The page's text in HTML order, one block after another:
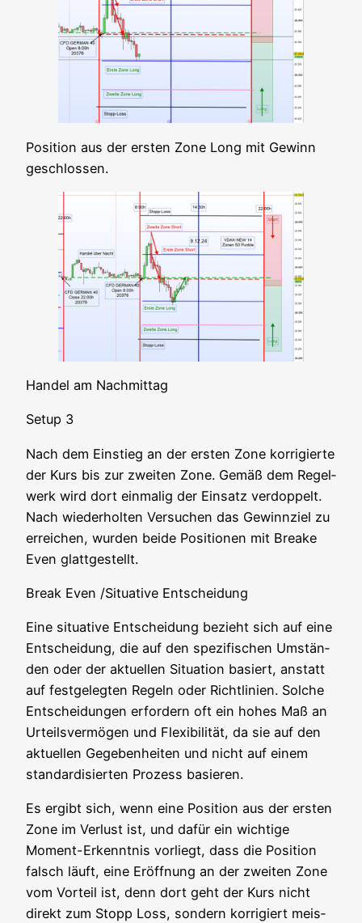
Posi­ti­on aus der ers­ten Zone Long mit Gewinn
geschlossen.
Han­del am Nachmittag
Set­up 3
Nach dem Ein­stieg an der ers­ten Zone kor­ri­gier­te
der Kurs bis zur zwei­ten Zone. Gemäß dem Regel­
werk wird dort ein­ma­lig der Ein­satz ver­dop­pelt.
Nach wie­der­hol­ten Ver­su­chen das Gewinn­ziel zu
errei­chen, wur­den bei­de Posi­tio­nen mit Brea­ke
Even glattgestellt.
Break Even /Situative Entscheidung
Eine situa­ti­ve Ent­schei­dung bezieht sich auf eine
Ent­schei­dung, die auf den spe­zi­fi­schen Umstän­
den oder der aktu­el­len Situa­ti­on basiert, anstatt
auf fest­ge­leg­ten Regeln oder Richt­li­ni­en. Sol­che
Ent­schei­dun­gen erfor­dern oft ein hohes Maß an
Urteils­ver­mö­gen und Fle­xi­bi­li­tät, da sie auf den
aktu­el­len Gege­ben­hei­ten und nicht auf einem
stan­dar­di­sier­ten Pro­zess basieren.
Es ergibt sich, wenn eine Posi­ti­on aus der ers­ten
Zone im Ver­lust ist, und dafür ein wich­ti­ge
Moment-Erkennt­nis vor­liegt, dass die Posi­ti­on
falsch läuft, eine Eröff­nung an der zwei­ten Zone
vom Vor­teil ist, denn dort geht der Kurs nicht
direkt zum Stopp Loss, son­dern kor­ri­giert meis­